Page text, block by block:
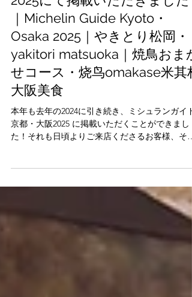
ミシュランガイド京都・大阪
2025にて掲載いただきました
｜Michelin Guide Kyoto・
Osaka 2025｜やきとり松岡・
yakitori matsuoka｜焼鳥おまか
せコース・烧鸟omakase米其林
大阪美食
京都・大阪2025 に掲載いただくことができまし
て最高の鶏肉を届けてくださるNSファームの生
者の皆さまのお力添えのおかげです。改めまし
て、スタッフ一同心より感謝申し上げます。今後